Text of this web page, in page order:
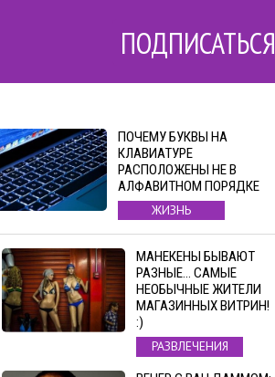
ПОДПИСАТЬСЯ
ПОЧЕМУ БУКВЫ НА
КЛАВИАТУРЕ
РАСПОЛОЖЕНЫ НЕ В
АЛФАВИТНОМ ПОРЯДКЕ
ЖИЗНЬ
МАНЕКЕНЫ БЫВАЮТ
РАЗНЫЕ… САМЫЕ
НЕОБЫЧНЫЕ ЖИТЕЛИ
МАГАЗИННЫХ ВИТРИН!
:)
РАЗВЛЕЧЕНИЯ